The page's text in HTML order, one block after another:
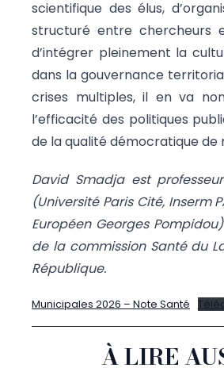
scientifique des élus,
structuré entre chercheurs
d’intégrer pleinement la
dans la gouvernance
crises multiples, il en va
l’efficacité des politiques
de la qualité démocratique de
David Smadja est
(Université Paris Cité, Inserm
Européen Georges
de la commission Santé du
République.
Municipales 2026 – Note Santé
À LIRE